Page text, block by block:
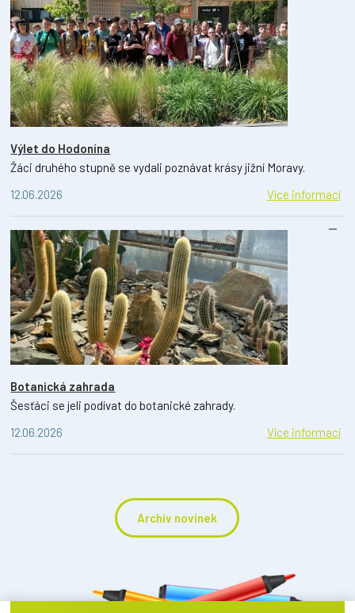
Výlet do Hodonína
Žáci druhého stupně se vydali poznávat krásy jižní Moravy.
12.06.2026
Více informací
Botanická zahrada
Šesťáci se jeli podívat do botanické zahrady.
12.06.2026
Více informací
Archiv novinek